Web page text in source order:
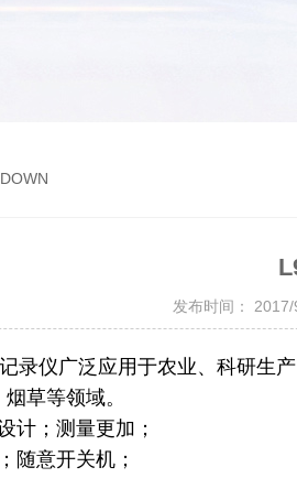
发布时间：
记录仪广泛应用于农业、科研生
草等领域。
计；测量更加；
随意开关机；